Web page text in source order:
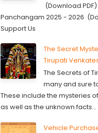
(Download
Panchangam 2025 - 2026
Support Us
The Secret
Tirupati
The Secrets of
many and sure
These include the mysteries
as well as the unknown facts...
Vehicle